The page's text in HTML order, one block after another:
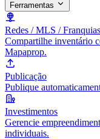
Ferramentas
Redes / MLS / Franquias
Compartilhe inventário
Mapaprop.
Publicação
Publique
Investimentos
Gerencie
individuais.